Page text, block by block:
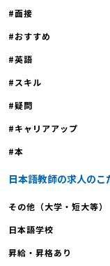
環境で、不安をすぐに解消し、
思ったら、次のステップは採用説明会
の場ではありません。 疑
を確保するための重要な機会です。 理由①：実際の現場を
ができます。学生が学ぶ
働くイメージを具体的に持
具体的な質問を、採用担
についての詳細な説明を
握できます。これは、今
面接
おすすめ
英語
スキル
疑問
キャリアアップ
本
日本語教師の求人のこ
その他（大学・短大等）
日本語学校
昇給・昇格あり